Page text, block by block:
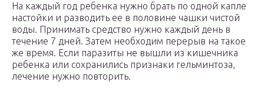
На каждый год ребенка нужно брать по одной капле
настойки и разводить ее в половине чашки чистой
воды. Принимать средство нужно каждый день в
течение 7 дней. Затем необходим перерыв на такое
же время. Если паразиты не вышли из кишечника
ребенка или сохранились признаки гельминтоза,
лечение нужно повторить.